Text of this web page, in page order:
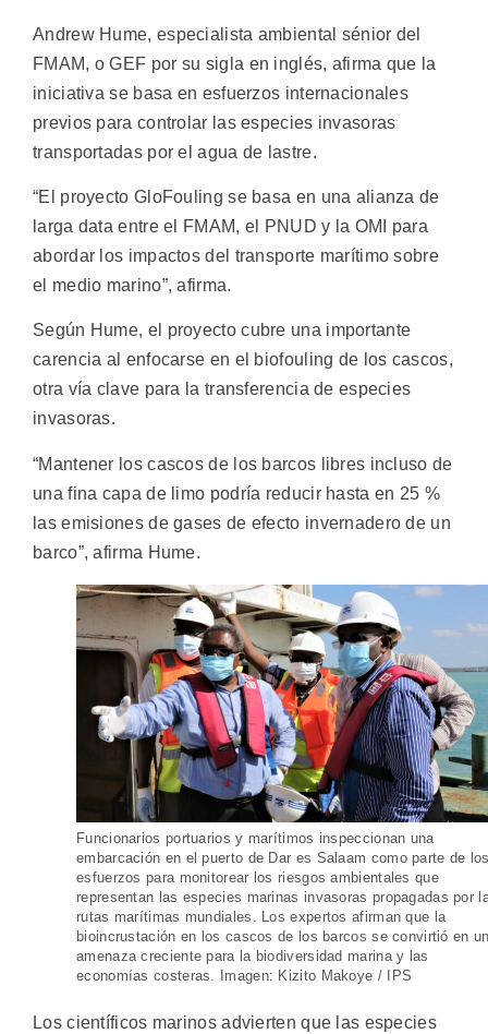
Andrew Hume, especialista ambiental sénior del
FMAM, o GEF por su sigla en inglés, afirma que la
iniciativa se basa en esfuerzos internacionales
previos para controlar las especies invasoras
transportadas por el agua de lastre.
“El proyecto GloFouling se basa en una alianza de
larga data entre el FMAM, el PNUD y la OMI para
abordar los impactos del transporte marítimo sobre
el medio marino”, afirma.
Según Hume, el proyecto cubre una importante
carencia al enfocarse en el biofouling de los cascos,
otra vía clave para la transferencia de especies
invasoras.
“Mantener los cascos de los barcos libres incluso de
una fina capa de limo podría reducir hasta en 25 %
las emisiones de gases de efecto invernadero de un
barco”, afirma Hume.
Funcionarios portuarios y marítimos inspeccionan una
embarcación en el puerto de Dar es Salaam como parte de
esfuerzos para monitorear los riesgos ambientales que
representan las especies marinas invasoras propagadas por
rutas marítimas mundiales. Los expertos afirman que la
bioincrustación en los cascos de los barcos se convirtió en
amenaza creciente para la biodiversidad marina y las
economías costeras. Imagen: Kizito Makoye / IPS
Los científicos marinos advierten que las especies